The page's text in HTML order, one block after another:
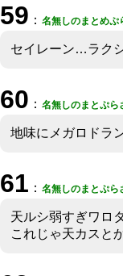
59 ： 名無しのまとめぷ
セイレーン…ラク
60 ： 名無しのまとぷら
地味にメガロドラ
61 ： 名無しのまとぷら
天ルシ弱すぎワロ
これじゃ天カスと